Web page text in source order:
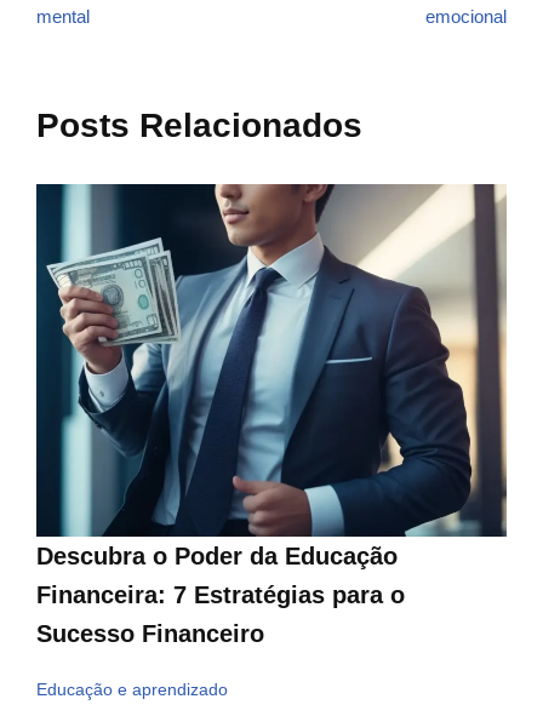
mental
emocional
Posts Relacionados
Descubra o Poder da Educação
Financeira: 7 Estratégias para o
Sucesso Financeiro
Educação e aprendizado